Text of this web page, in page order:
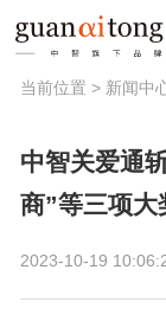
当前位置 > 新闻中
中智关爱通
商”等三项大
2023-10-19